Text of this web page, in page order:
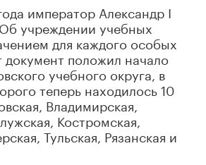
император Александр I
учреждении учебных
для каждого особых
документ положил начало
учебного округа, в
теперь находилось 10
Владимирская,
Костромская,
Тульская, Рязанская и